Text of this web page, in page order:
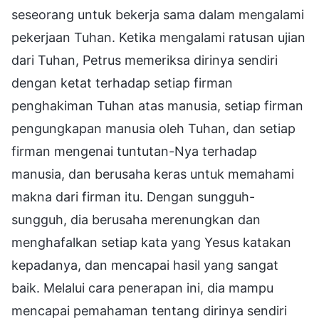
seseorang untuk bekerja sama dalam mengalami
pekerjaan Tuhan. Ketika mengalami ratusan ujian
dari Tuhan, Petrus memeriksa dirinya sendiri
dengan ketat terhadap setiap firman
penghakiman Tuhan atas manusia, setiap firman
pengungkapan manusia oleh Tuhan, dan setiap
firman mengenai tuntutan-Nya terhadap
manusia, dan berusaha keras untuk memahami
makna dari firman itu. Dengan sungguh-
sungguh, dia berusaha merenungkan dan
menghafalkan setiap kata yang Yesus katakan
kepadanya, dan mencapai hasil yang sangat
baik. Melalui cara penerapan ini, dia mampu
mencapai pemahaman tentang dirinya sendiri